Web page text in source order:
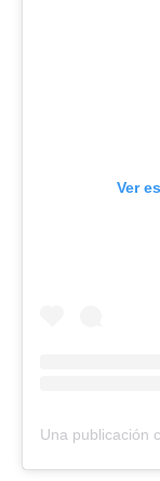
Ver